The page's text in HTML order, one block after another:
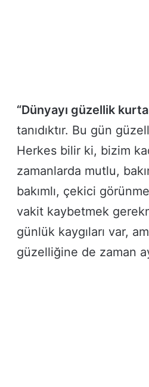
“Dünyayı güzellik
tanıdıktır. Bu gün
Herkes bilir ki, bizim
zamanlarda mutlu,
bakımlı, çekici
vakit kaybetmek
günlük kaygıları var,
güzelliğine de zaman